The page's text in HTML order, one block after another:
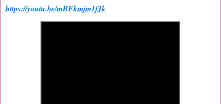
https://youtu.be/mBFkmjm1fJk